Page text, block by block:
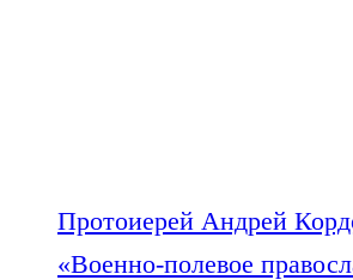
Протоиерей Андрей
«Военно-полевое